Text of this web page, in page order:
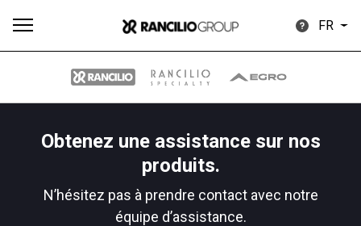
FR
Obtenez une assistance sur nos
produits.
N’hésitez pas à prendre contact avec notre
équipe d’assistance.
Produits Nouvelles